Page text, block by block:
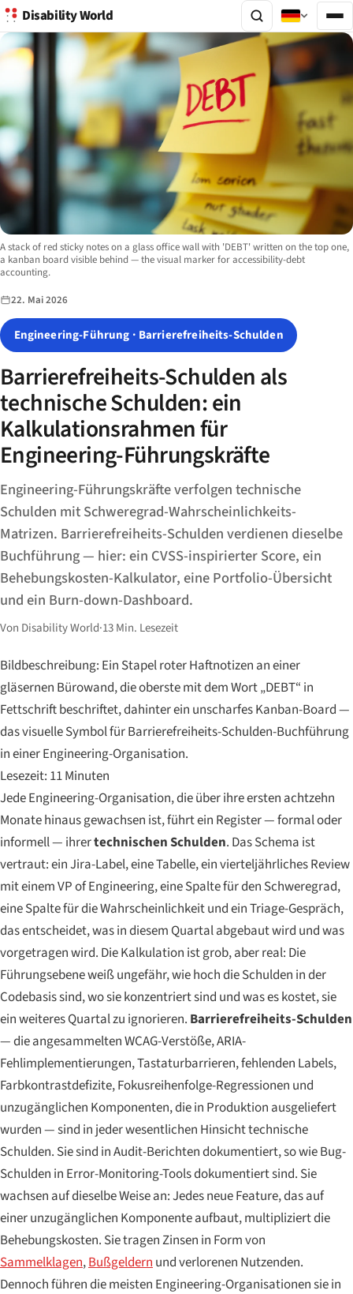
Disability World
Image description:
A stack of red sticky notes on a glass office wall with 'DEBT' written on the top one,
a kanban board visible behind — the visual marker for accessibility-debt
accounting.
22. Mai 2026
Engineering-Führung · Barrierefreiheits-Schulden
Barrierefreiheits-Schulden als
technische Schulden: ein
Kalkulationsrahmen für
Engineering-Führungskräfte
Engineering-Führungskräfte verfolgen technische
Schulden mit Schweregrad-Wahrscheinlichkeits-
Matrizen. Barrierefreiheits-Schulden verdienen dieselbe
Buchführung — hier: ein CVSS-inspirierter Score, ein
Behebungskosten-Kalkulator, eine Portfolio-Übersicht
und ein Burn-down-Dashboard.
Von Disability World·13 Min. Lesezeit
Bildbeschreibung: Ein Stapel roter Haftnotizen an einer
gläsernen Bürowand, die oberste mit dem Wort „DEBT“ in
Fettschrift beschriftet, dahinter ein unscharfes Kanban-Board —
das visuelle Symbol für Barrierefreiheits-Schulden-Buchführung
in einer Engineering-Organisation.
Lesezeit: 11 Minuten
Jede Engineering-Organisation, die über ihre ersten achtzehn
Monate hinaus gewachsen ist, führt ein Register — formal oder
informell — ihrertechnischen Schulden. Das Schema ist
vertraut: ein Jira-Label, eine Tabelle, ein vierteljährliches Review
mit einem VP of Engineering, eine Spalte für den Schweregrad,
eine Spalte für die Wahrscheinlichkeit und ein Triage-Gespräch,
das entscheidet, was in diesem Quartal abgebaut wird und was
vorgetragen wird. Die Kalkulation ist grob, aber real: Die
Führungsebene weiß ungefähr, wie hoch die Schulden in der
Codebasis sind, wo sie konzentriert sind und was es kostet, sie
ein weiteres Quartal zu ignorieren. Barrierefreiheits-Schulden
— die angesammelten WCAG-Verstöße, ARIA-
Fehlimplementierungen, Tastaturbarrieren, fehlenden Labels,
Farbkontrastdefizite, Fokusreihenfolge-Regressionen und
unzugänglichen Komponenten, die in Produktion ausgeliefert
wurden — sind in jeder wesentlichen Hinsicht technische
Schulden. Sie sind in Audit-Berichten dokumentiert, so wie Bug-
Schulden in Error-Monitoring-Tools dokumentiert sind. Sie
wachsen auf dieselbe Weise an: Jedes neue Feature, das auf
einer unzugänglichen Komponente aufbaut, multipliziert die
Behebungskosten. Sie tragen Zinsen in Form von
Sammelklagen,Bußgeldern und verlorenen Nutzenden.
Dennoch führen die meisten Engineering-Organisationen sie in